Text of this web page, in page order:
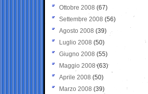
Ottobre 2008 (67)
Settembre 2008 (56)
Agosto 2008 (39)
Luglio 2008 (50)
Giugno 2008 (55)
Maggio 2008(63)
Aprile 2008 (50)
Marzo 2008 (39)